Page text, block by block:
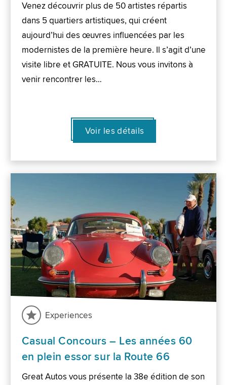
Venez découvrir plus de 50 artistes répartis
dans 5 quartiers artistiques, qui créent
aujourd’hui des œuvres influencées par les
modernistes de la première heure. Il s’agit d’une
visite libre et GRATUITE. Nous vous invitons à
venir rencontrer les…
Voir les détails
Experiences
Casual Concours – Les années 60
en plein essor sur la Route 66
Great Autos vous présente la 38e édition de son